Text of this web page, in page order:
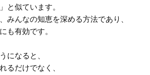
と似ています。
みんなの知恵を深める方法であり、
も有効です。
になると、
るだけでなく、